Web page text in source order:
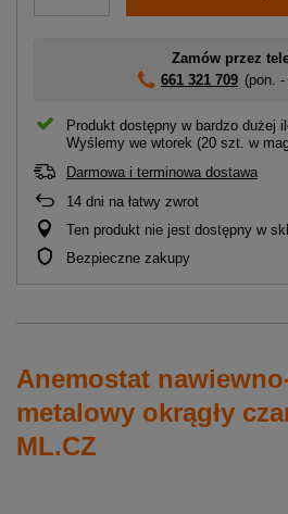
Zamów przez
661 321 709 (pon.
Produkt dostępny w bardzo dużej
Wyślemy we wtorek (20 szt. w
Darmowa i terminowa dostawa
14 dni na łatwy zwrot
Ten produkt nie jest dostępny w
Bezpieczne zakupy
Anemostat
metalowy okrągły
ML.CZ